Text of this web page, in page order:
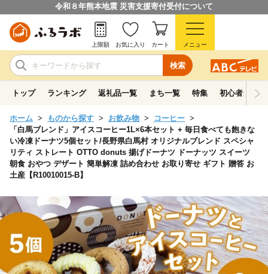
令和８年熊本地震 災害支援寄付受付について
検索
上限額 お気に入り カート メニュー
トップ ランキング 返礼品一覧 まち一覧 特集 初心者ガイド
ホーム ものから探す お飲み物
コーヒー
「白馬ブレンド」アイスコーヒー1L×6本セット + 毎日食べても飽きな
い冷凍ドーナツ5個セット/長野県白馬村 オリジナルブレンド スペシャ
リティ ストレート OTTO donuts 揚げドーナツ ドーナッツ スイーツ
朝食 おやつ デザート 簡単解凍 詰め合わせ お取り寄せ ギフト 贈答 お
土産【R10010015-B】